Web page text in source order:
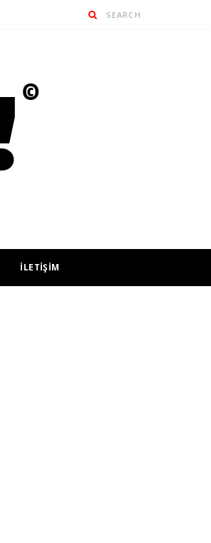
İLETİŞİM